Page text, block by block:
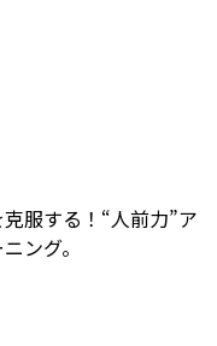
服する！“人前力”ア
ング。